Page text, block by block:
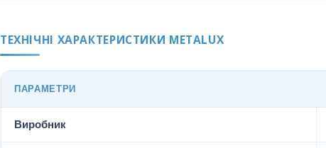
ТЕХНІЧНІ ХАРАКТЕРИСТИКИ METALUX
ПАРАМЕТРИ
Виробник